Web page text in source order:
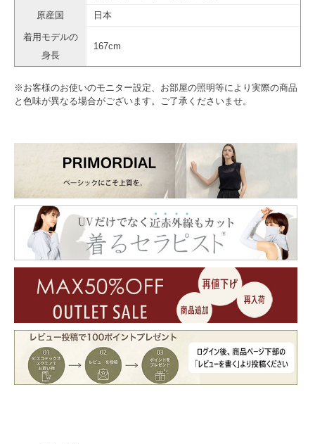
原産国 日本
着用モデルの
身長
167cm
※お客様のお使いのモニター設定、お部屋の照明等により実際の商品
と色味が異なる場合がございます。ご了承くださいませ。